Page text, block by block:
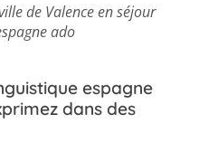
de Valence en séjour
ado
espagne
dans des